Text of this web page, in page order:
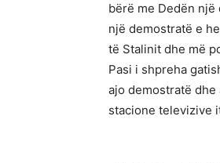
bërë me Dedën një
një demostratë e
të Stalinit dhe më
Pasi i shpreha
ajo demostratë dhe
stacione televizive